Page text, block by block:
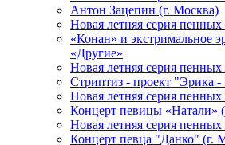
Антон Зацепин (г. Москва)
Новая летняя серия
«Конан» и экстримальное
«Другие»
Новая летняя серия
Стриптиз - проект "Эрика
Новая летняя серия
Концерт певицы «Натали»
Новая летняя серия
Концерт певца "Данко" (г.